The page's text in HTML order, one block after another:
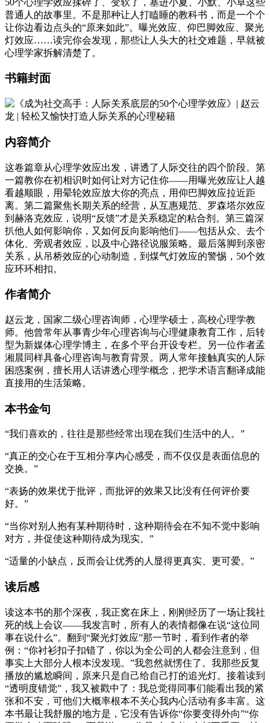
普通人的故事里。不是那种让人打瞌睡的教科书，而是一个个
让你边看边点头的“原来如此”。曝光效应、仰巴脚效应、聚光
灯效应……读完你会发现，那些让人头大的社交难题，早就被
心理学家拆解清楚了。
书籍封面
内容简介
这卷篇章从心理学效应出发，讲透了人际交往的四个阶段。第
一篇教你在初相识时如何让对方记住你——用曝光效应让人越
看越顺眼，用晕轮效应放大你的亮点，用仰巴脚效应拉近距
离。第二篇聚焦长期关系的经营，从互惠规范、罗森塔尔效应
到赫洛克效应，说明“反馈”才是关系稳定的粘合剂。第三篇深
扒他人如何影响你，又如何反向影响他们——包括从众、去个
体化、旁观者效应，以及中心路径说服策略。最后落脚到亲密
关系，从吊桥效应的心动制造，到煤气灯效应的警惕，50个效
应环环相扣。
作者简介
赵云龙，国家二级心理咨询师，心理学硕士，高校心理学教
师。他曾常年从事青少年心理咨询与心理健康教育工作，后转
型为新媒体心理学博主，在多个平台开设专栏。另一位作者孟
湘晨同样具备心理咨询与教育背景。两人常年接触真实的人际
困惑案例，擅长用人话讲透心理学概念，把学术语言翻译成能
直接用的生活策略。
本书金句
“我们喜欢的，往往是那些经常出现在我们生活中的人。”
“真正的交心在于互相分享内心感受，而不仅仅是表面信息的
交换。”
“表扬的效果优于批评，而批评的效果又比没有任何评价要
好。”
“当你对别人抱有某种期待时，这种期待会在不知不觉中影响
对方，并促使这种期待成为现实。”
“适量的小缺点，反而会让优秀的人显得更真实、更可爱。”
读后感
读这本书的那个深夜，我正窝在床上，刚刚经历了一场让我社
死的线上会议——我发言时，所有人的表情都像在说“这位同
事在说什么”。翻到“聚光灯效应”那一节时，看到作者的举
例：“你衬衫扣子扣错了，你以为全公司的人都会注意到，但
事实上大部分人根本没发现。”我忽然就愣住了。我那些反复
播放的尴尬瞬间，原来只是自己给自己打的追光灯。接着读到
“透明度错觉”，我又被戳中了：我总觉得同事们能看出我的紧
张和不安，可他们大概率根本不关心我内心活动有多丰富。这
本书最让我舒服的地方是，它没有告诉你“你要变得外向”“你